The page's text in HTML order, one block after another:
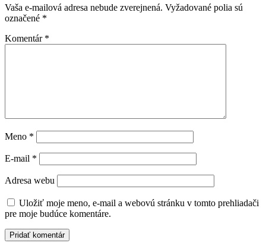
Vaša e-mailová adresa nebude zverejnená. Vyžadované polia sú
označené *
Komentár *
Meno *
E-mail *
Adresa webu
Uložiť moje meno, e-mail a webovú stránku v tomto prehliadači
pre moje budúce komentáre.